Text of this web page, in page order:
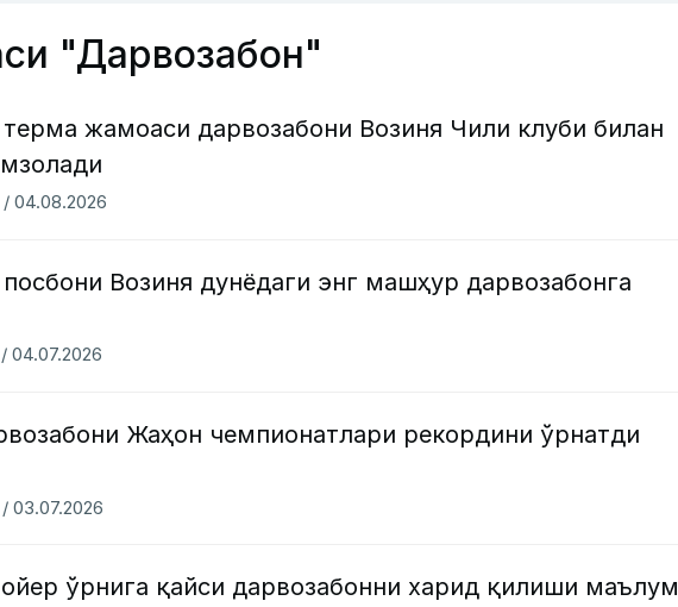
"Дарвозабон"
жамоаси дарвозабони Возиня Чили клуби билан
/ 04.08.2026
Возиня дунёдаги энг машҳур дарвозабонга
04.07.2026
Жаҳон чемпионатлари рекордини ўрнатди
/ 03.07.2026
ўрнига қайси дарвозабонни харид қилиши маълум